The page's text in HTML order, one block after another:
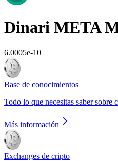
Dinari META
6.0005e-10
Base de conocimientos
Todo lo que necesitas saber sobre
Más información
Exchanges de cripto